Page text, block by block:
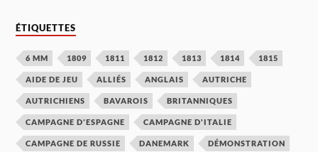
ÉTIQUETTES
6 MM 1809 1811 1812 1813 1814 1815
AIDE DE JEU ALLIÉS ANGLAIS AUTRICHE
AUTRICHIENS BAVAROIS BRITANNIQUES
CAMPAGNE D'ESPAGNE CAMPAGNE D'ITALIE
CAMPAGNE DE RUSSIE DANEMARK DÉMONSTRATION